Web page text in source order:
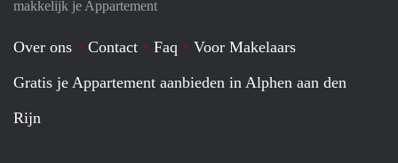
makkelijk je Appartement
Over ons Contact Faq
Voor Makelaars
Gratis je Appartement aanbieden in Alphen aan den
Rijn